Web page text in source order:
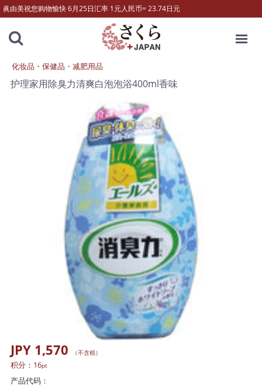
眞由美祝您购物愉快 6月25日汇率 1元人民币= 23.74日元
化妆品・保健品・减肥用品
护理家用除臭力清爽白泡泡浴400ml香味
JPY 1,570 （不含税）
积分： 16pt
产品代码：